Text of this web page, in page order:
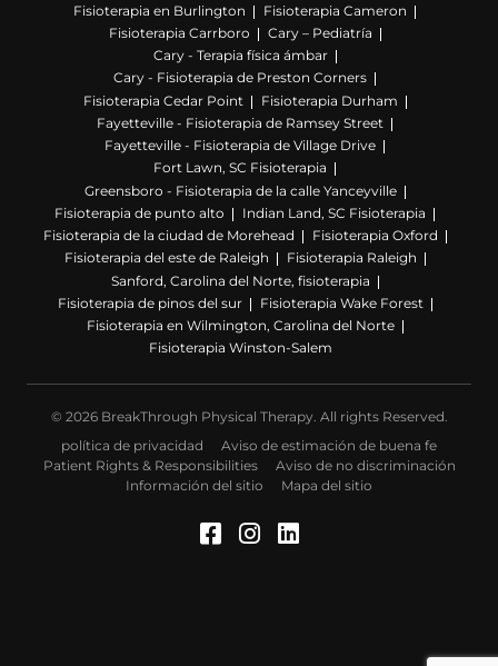
Fisioterapia en Burlington
Fisioterapia Cameron
Fisioterapia Carrboro
Cary – Pediatría
Cary - Terapia física ámbar
Cary - Fisioterapia de Preston Corners
Fisioterapia Cedar Point
Fisioterapia Durham
Fayetteville - Fisioterapia de Ramsey Street
Fayetteville - Fisioterapia de Village Drive
Fort Lawn, SC Fisioterapia
Greensboro - Fisioterapia de la calle Yanceyville
Fisioterapia de punto alto
Indian Land, SC Fisioterapia
Fisioterapia de la ciudad de Morehead
Fisioterapia Oxford
Fisioterapia del este de Raleigh
Fisioterapia Raleigh
Sanford, Carolina del Norte, fisioterapia
Fisioterapia de pinos del sur
Fisioterapia Wake Forest
Fisioterapia en Wilmington, Carolina del Norte
Fisioterapia Winston-Salem
© 2026 BreakThrough Physical Therapy. All rights Reserved.
política de privacidad
Aviso de estimación de buena fe
Patient Rights & Responsibilities
Aviso de no discriminación
Información del sitio
Mapa del sitio
Facebook (Se abre en
Instagram (Se abre
LinkedIn (Se